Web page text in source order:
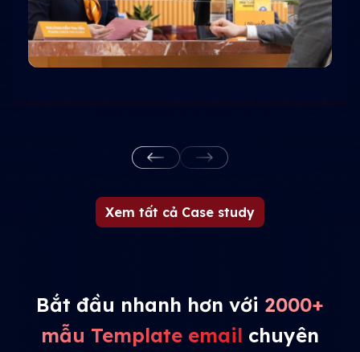
Xem tất cả Case study
Bắt đầu nhanh hơn với 2000+
mẫu Template email chuyên